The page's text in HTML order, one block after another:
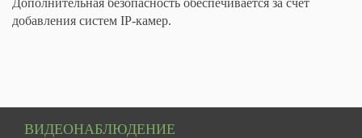
добавления систем IP-камер.
ВИДЕОНАБЛЮДЕНИЕ